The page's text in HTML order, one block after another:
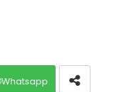
Whatsapp